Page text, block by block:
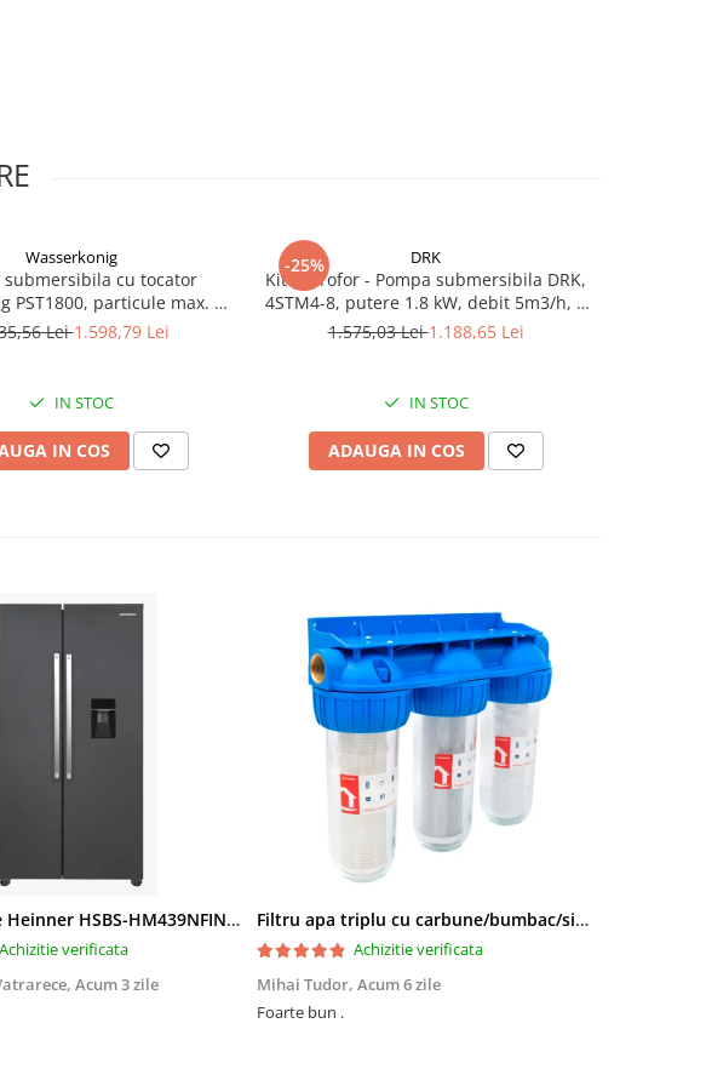
Wasserkonig
submersibila cu tocator
PST1800, particule max. 10
1800 W, debit 17500 l/h,
Lei1.598,79 Lei
IN STOC
IN COS
-25% DRK
Kit Hidrofor - Pompa submersibila DRK,
4STM4-8, putere 1.8 kW, debit 5m3/h, 8
turbine + Vas de expansiune 100 L,
1.575,03 Lei1.188,65 Lei
IN STOC
ADAUGA IN COS
Side by Side Heinner HSBS-HM439NFINVDGWDE++, Total No Frost, Compresor Inverter, Dozator Apa, Display Touch LED, 439 L, Clasa E, Gri Antracit Texturat
Achizitie verificata
Acum 3 zile
Filtru apa triplu cu carbune/bumbac/sita 3x3/4"*10
Achizitie verificata
Mihai Tudor, Acum 6 zile
Foarte bun .